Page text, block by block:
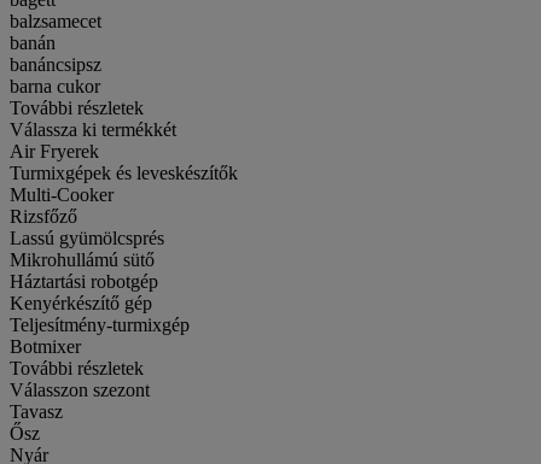
balzsamecet
banán
banáncsipsz
barna cukor
További részletek
Válassza ki termékkét
Air Fryerek
Turmixgépek és leveskészítők
Multi-Cooker
Rizsfőző
Lassú gyümölcsprés
Mikrohullámú sütő
Háztartási robotgép
Kenyérkészítő gép
Teljesítmény-turmixgép
Botmixer
További részletek
Válasszon szezont
Tavasz
Ősz
Nyár